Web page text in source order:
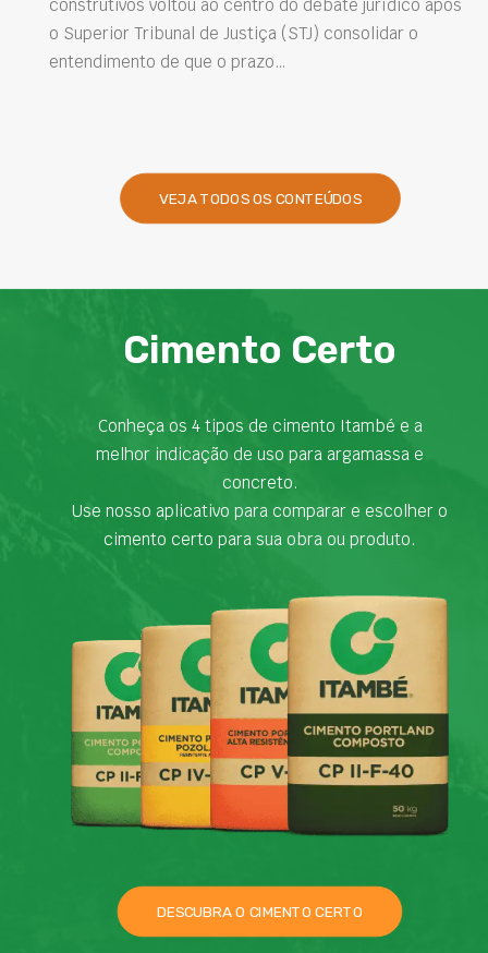
do debate jurídico após
(STJ) consolidar o
Projetar estruturas mais
intervenções de manutenção e
desempenho das obras são
VEJA TODOS OS CONTEÚDOS
Cimento Certo
Conheça os 4 tipos de cimento Itambé e a
melhor indicação de uso para argamassa e
concreto.
Use nosso aplicativo para comparar e escolher o
cimento certo para sua obra ou produto.
DESCUBRA O CIMENTO CERTO